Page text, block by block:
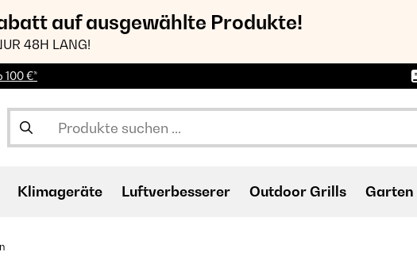
auf ausgewählte Produkte!
48H LANG!
100 €*
Klimageräte Luftverbesserer Outdoor Grills Garten